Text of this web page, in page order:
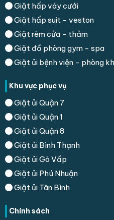
Giặt hấp váy cưới
Giặt hấp suit - veston
Giặt rèm cửa - thảm
Giặt đồ phòng gym - spa
Giặt ủi bệnh viện - phòng
Khu vực phục vụ
Giặt ủi Quận 7
Giặt ủi Quận 1
Giặt ủi Quận 8
Giặt ủi Bình Thạnh
Giặt ủi Gò Vấp
Giặt ủi Phú Nhuận
Giặt ủi Tân Bình
Chính sách